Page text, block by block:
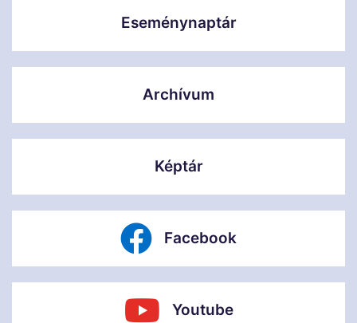
Eseménynaptár
Archívum
Képtár
Facebook
Youtube